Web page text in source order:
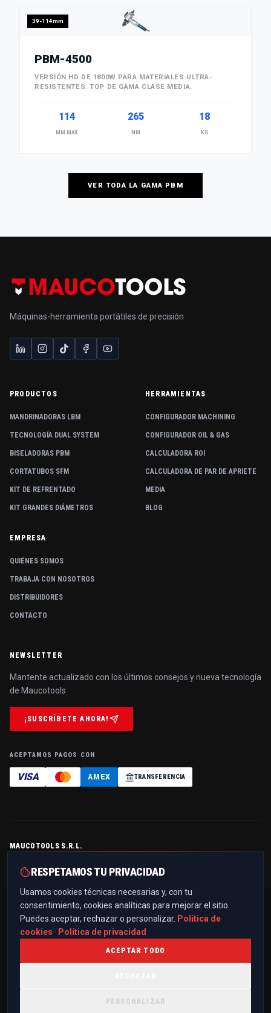
39-114mm
PBM-4500
VERSIÓN HD DE 1800W PARA MATERIALES ULTRA-
RESISTENTES. TOP DE GAMA CLASE MEDIA.
114
MM MAX
265
NM
18
KG
VER TODA LA GAMA PBM
Máquinas-herramienta portátiles de precisión
PRODUCTOS
MANDRINADORAS LBM
TECNOLOGÍA DUAL SYSTEM
BISELADORAS PBM
CORTATUBOS SFM
KIT DE REFRENTADO
KIT GRANDES DIÁMETROS
HERRAMIENTAS
CONFIGURADOR MACHINING
CONFIGURADOR OIL & GAS
CALCULADORA ROI
CALCULADORA DE PAR DE APRIETE
MEDIA
BLOG
EMPRESA
QUIÉNES SOMOS
TRABAJA CON NOSOTROS
DISTRIBUIDORES
CONTACTO
NEWSLETTER
Mantente actualizado con los últimos consejos y nueva tecnología
de Maucotools
¡SUSCRÍBETE AHORA!
ACEPTAMOS PAGOS CON
VISA AMEX TRANSFERENCIA
MAUCOTOOLS S.R.L.
P.IVA / C.F.IT03299510796 · REACZ-194125· Cap. soc.
+39 0961 021836
info@maucotools.com
PEC:maucotoolssrl@pec.it
TRANSPARENCIA PROYECTOS UEPREFERENCIAS DE COOKIES
RESPETAMOS TU PRIVACIDAD
Usamos cookies técnicas necesarias y, con tu
consentimiento, cookies analíticas para mejorar el sitio.
Puedes aceptar, rechazar o personalizar. Política de
cookies · Política de privacidad
PERSONALIZAR
ACEPTAR TODO